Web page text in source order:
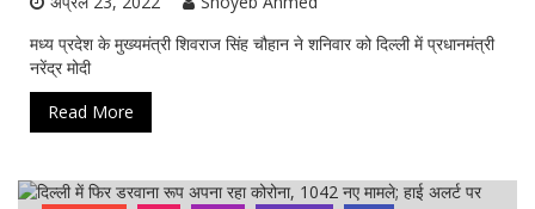
मध्य प्रदेश के मुख्यमंत्री शिवराज सिंह चौहान ने शनिवार को दिल्ली में प्रधानमंत्री
नरेंद्र मोदी
Read More